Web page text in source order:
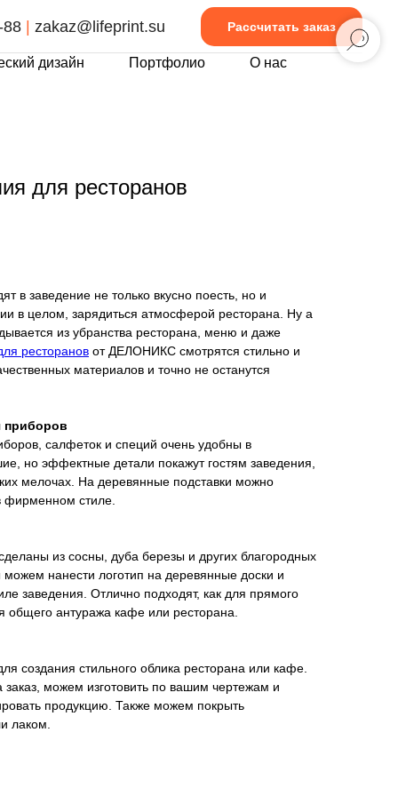
88 | zakaz@lifeprint.su Рассчитать заказ
дизайн Портфолио О нас
для ресторанов
в заведение не только вкусно поесть, но и
в целом, зарядиться атмосферой ресторана. Ну а
из убранства ресторана, меню и даже
ресторанов от ДЕЛОНИКС смотрятся стильно и
материалов и точно не останутся
приборов
салфеток и специй очень удобны в
но эффектные детали покажут гостям заведения,
мелочах. На деревянные подставки можно
фирменном стиле.
из сосны, дуба березы и других благородных
нанести логотип на деревянные доски и
заведения. Отлично подходят, как для прямого
общего антуража кафе или ресторана.
создания стильного облика ресторана или кафе.
можем изготовить по вашим чертежам и
продукцию. Также можем покрыть
лаком.